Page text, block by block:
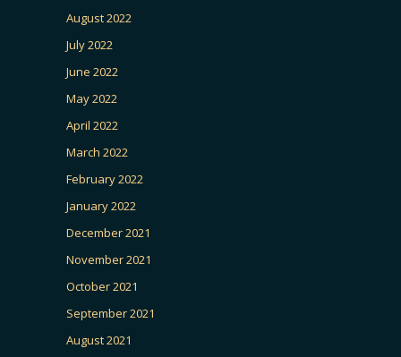
August 2022
July 2022
June 2022
May 2022
April 2022
March 2022
February 2022
January 2022
December 2021
November 2021
October 2021
September 2021
August 2021